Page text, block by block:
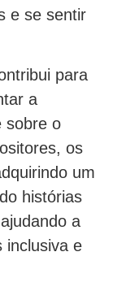
e se sentir
para
a
sobre o
os
um
histórias
a
inclusiva e